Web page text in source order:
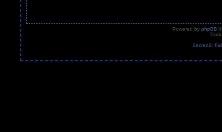
Powered by phpBB
Sacred2: